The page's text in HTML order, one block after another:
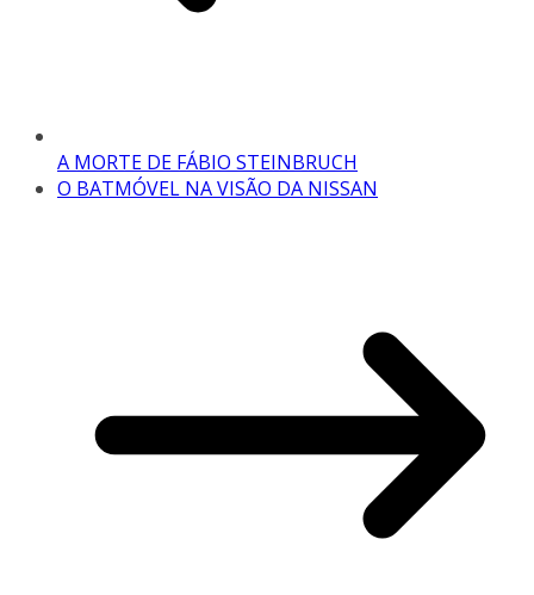
A MORTE DE FÁBIO STEINBRUCH
O BATMÓVEL NA VISÃO DA NISSAN